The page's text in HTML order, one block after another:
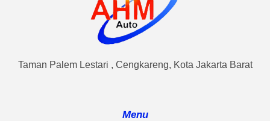
Taman Palem Lestari , Cengkareng, Kota Jakarta Barat
Menu